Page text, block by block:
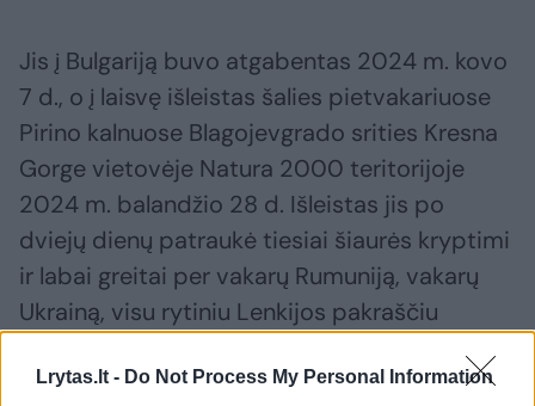
Lrytas.lt - Do Not Process My Personal Information
Jis į Bulgariją buvo atgabentas 2024 m. kovo
7 d., o į laisvę išleistas šalies pietvakariuose
Pirino kalnuose Blagojevgrado srities Kresna
Gorge vietovėje Natura 2000 teritorijoje
2024 m. balandžio 28 d. Išleistas jis po
dviejų dienų patraukė tiesiai šiaurės kryptimi
ir labai greitai per vakarų Rumuniją, vakarų
Ukrainą, visu rytiniu Lenkijos pakraščiu
nuskrido į Rusijos Karaliaučiaus (Kaliningrado)
sritį. Čia jis išbuvo iki spalio pabaigos.